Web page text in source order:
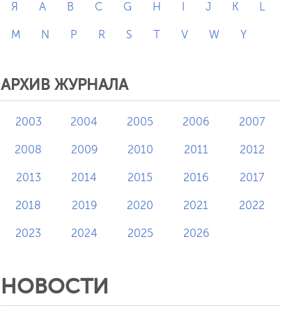
Я A B C G H J K L
M N P R S T V W Y
АРХИВ ЖУРНАЛА
2003 2004 2005 2006 2007
2008 2009 2010 2011 2012
2013 2014 2015 2016 2017
2018 2019 2020 2021 2022
2023 2024 2025 2026
НОВОСТИ